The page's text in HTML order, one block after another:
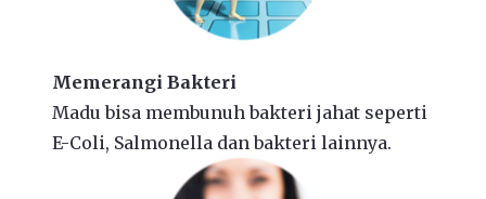
Memerangi Bakteri
Madu bisa membunuh bakteri jahat seperti
E-Coli, Salmonella dan bakteri lainnya.